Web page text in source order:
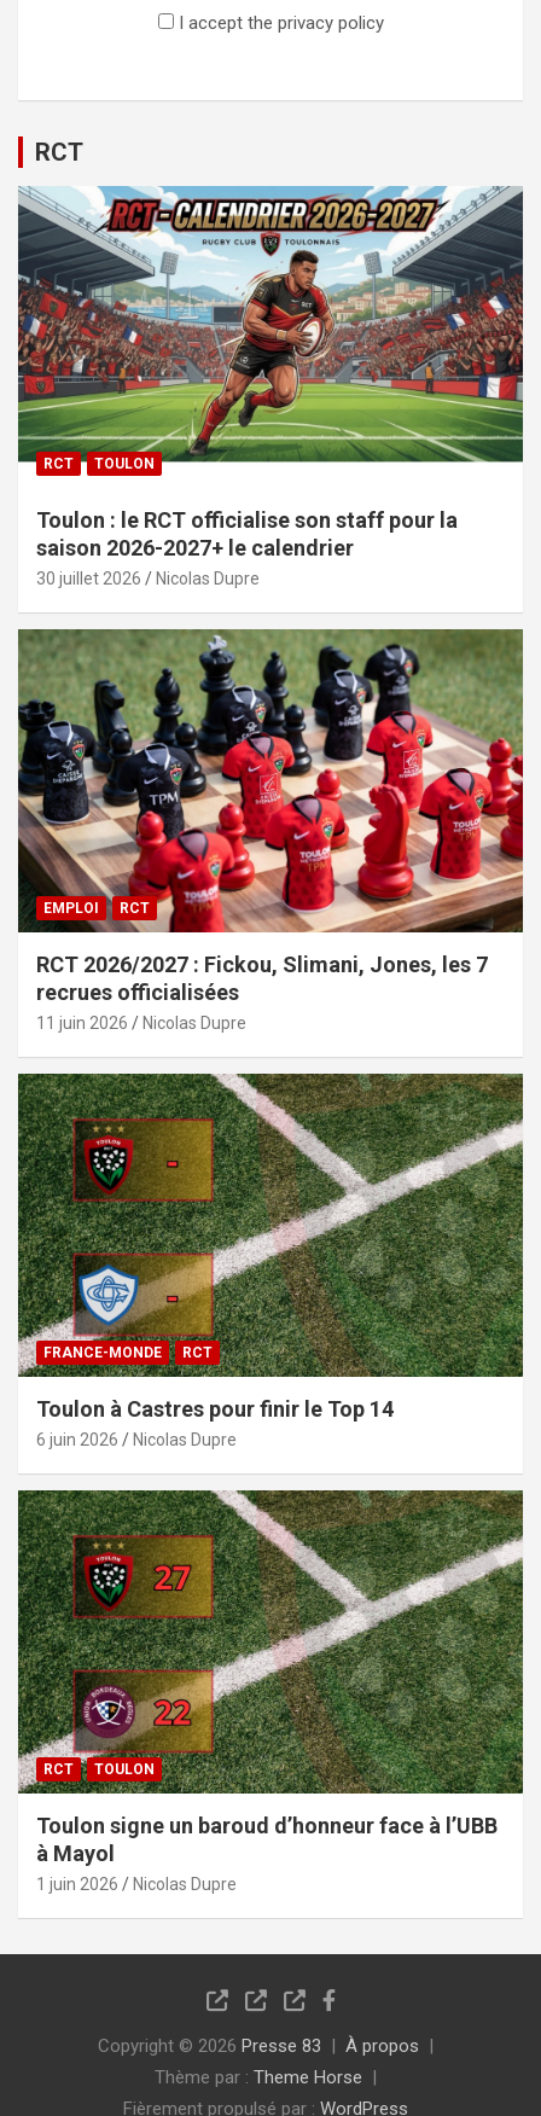
I accept the privacy policy
RCT
RCT TOULON
Toulon : le RCT officialise son staff pour la
saison 2026-2027+ le calendrier
30 juillet 2026 Nicolas Dupre
EMPLOI RCT
RCT 2026/2027 : Fickou, Slimani, Jones, les 7
recrues officialisées
11 juin 2026 Nicolas Dupre
FRANCE-MONDE RCT
Toulon à Castres pour finir le Top 14
6 juin 2026 Nicolas Dupre
RCT TOULON
Toulon signe un baroud d’honneur face à l’UBB
à Mayol
1 juin 2026 Nicolas Dupre
Copyright © 2026 Presse 83
À propos
Thème par : Theme Horse
Fièrement propulsé par : WordPress